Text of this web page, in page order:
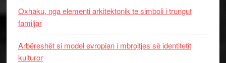
Oxhaku, nga elementi arkitektonik te simboli i trungut
familjar
Arbëreshët si model evropian i mbrojtjes së identitetit
kulturor